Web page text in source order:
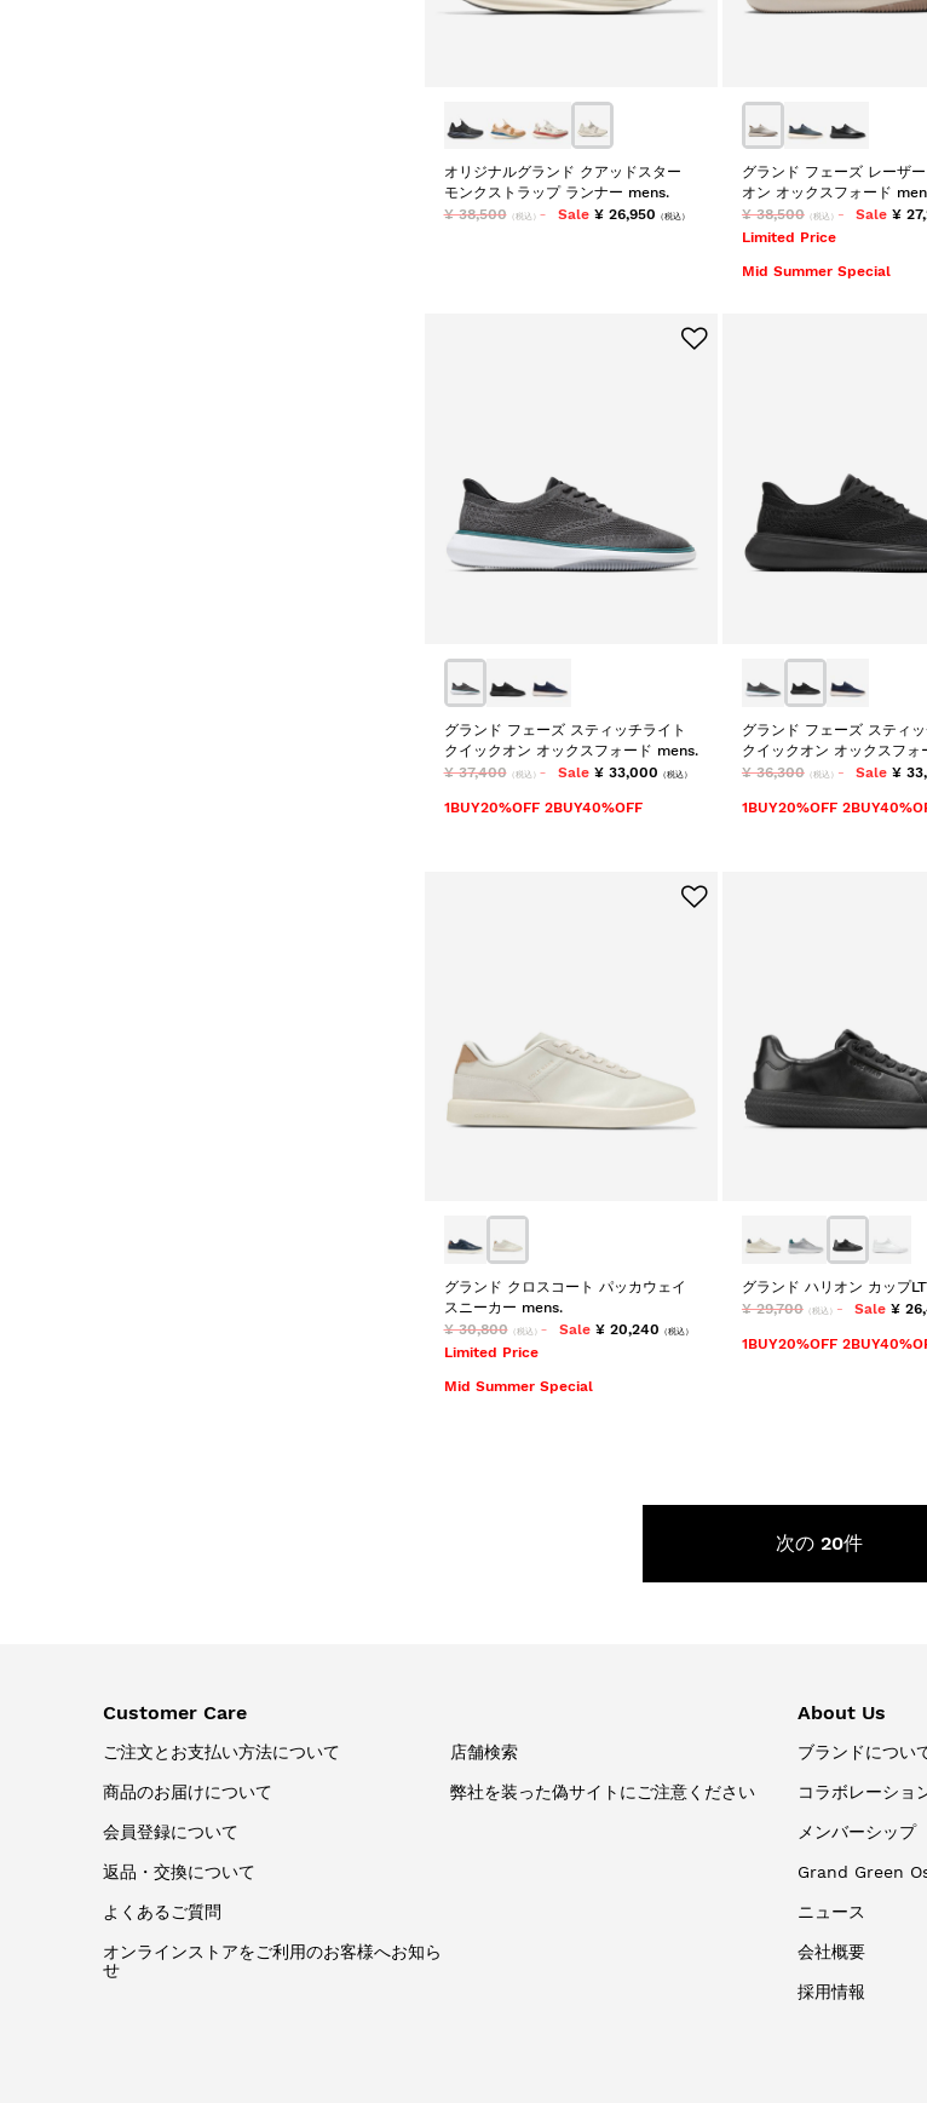
オリジナルグランド クアッドスター
モンクストラップ ランナー mens.
¥ 38,500（税込） Sale ¥ 26,950 （税込）
グランド フェーズ レーザ
オン オックスフォード
¥ 38,500（税込） Sale ¥
Limited Price
Mid Summer Special
グランド フェーズ スティッチライト
クイックオン オックスフォード mens.
¥ 37,400（税込） Sale ¥ 33,000 （税込）
1BUY20%OFF 2BUY40%OFF
グランド フェーズ スティッ
クイックオン オックスフォ
¥ 36,300（税込） Sale ¥
1BUY20%OFF
グランド クロスコート パッカウェイ
スニーカー mens.
¥ 30,800（税込） Sale ¥ 20,240 （税込）
Limited Price
Mid Summer Special
グランド ハリオン カップ
¥ 29,700（税込） Sale ¥
1BUY20%OFF
次の20件
Customer Care
ご注文とお支払い方法について
商品のお届けについて
会員登録について
返品・交換について
よくあるご質問
オンラインストアをご利用のお客様へお知ら
せ
店舗検索
弊社を装った偽サイトにご注意ください
About Us
ブランドについ
コラボレーショ
メンバーシップ
Grand Green
ニュース
会社概要
採用情報